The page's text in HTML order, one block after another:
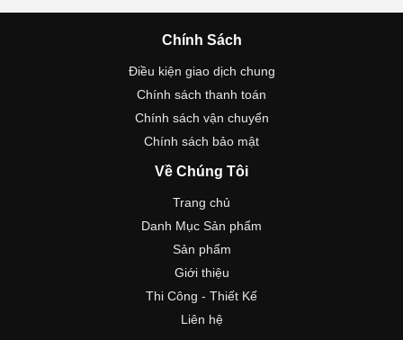
Chính Sách
Điều kiện giao dịch chung
Chính sách thanh toán
Chính sách vận chuyển
Chính sách bảo mật
Về Chúng Tôi
Trang chủ
Danh Mục Sản phẩm
Sản phẩm
Giới thiệu
Thi Công - Thiết Kế
Liên hệ